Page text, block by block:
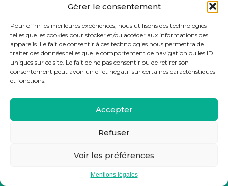
Gérer le consentement
Pour offrir les meilleures expériences, nous utilisons des technologies
telles que les cookies pour stocker et/ou accéder aux informations des
appareils. Le fait de consentir à ces technologies nous permettra de
traiter des données telles que le comportement de navigation ou les ID
uniques sur ce site. Le fait de ne pas consentir ou de retirer son
consentement peut avoir un effet négatif sur certaines caractéristiques
et fonctions.
Accepter
Refuser
Voir les préférences
Mentions légales
Principale
S’abonner à la newsletter
Mentions légales
Conception et réalisation